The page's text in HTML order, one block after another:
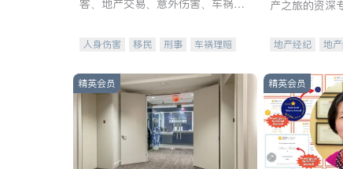
客、地产交易、意外伤害、车祸重
人身伤害 移民 刑事
车祸理赔
商标注册
索赔 律师-其它 保释
产之旅的资深
地产经纪 地
精英会员 精英会员